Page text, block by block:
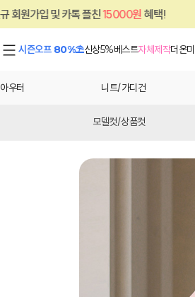
15000원혜택!
시즌오프 80%⛱신상5%베스트자체제작더온미
아우터 니트/가디건
모델컷/상품컷